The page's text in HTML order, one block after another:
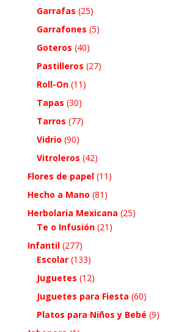
Garrafas (25)
Garrafones (5)
Goteros (40)
Pastilleros (27)
Roll-On (11)
Tapas (30)
Tarros (77)
Vidrio (90)
Vitroleros (42)
Flores de papel (11)
Hecho a Mano (81)
Herbolaria Mexicana (25)
Te o Infusión (21)
Infantil (277)
Escolar (133)
Juguetes (12)
Juguetes para Fiesta (60)
Platos para Niños y Bebé (9)